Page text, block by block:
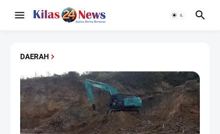
DAERAH